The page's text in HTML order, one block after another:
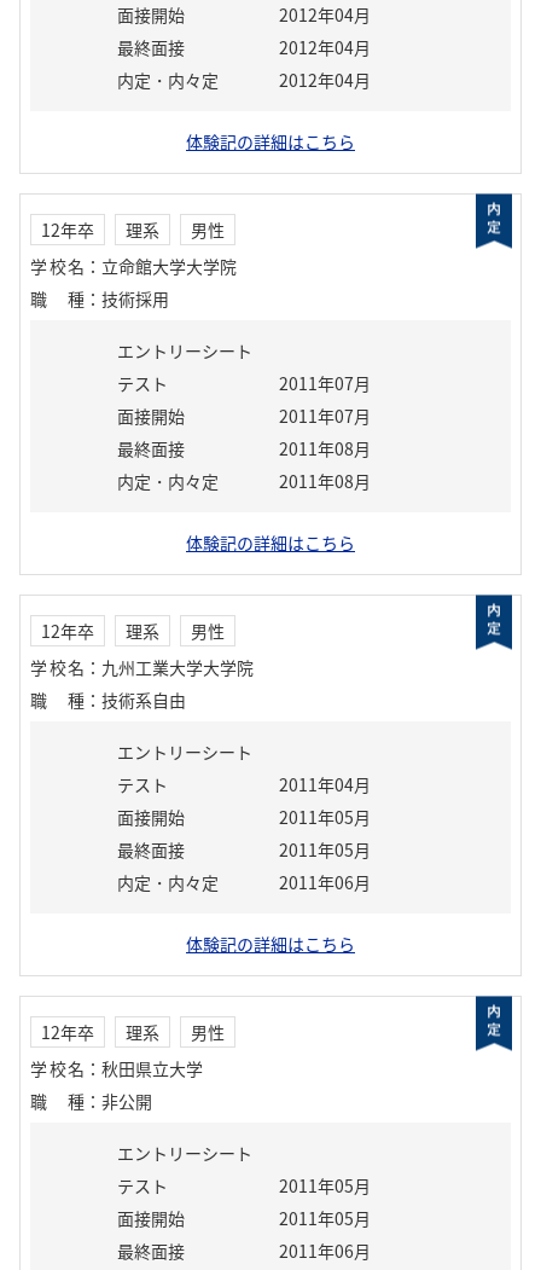
面接開始
2012年04月
最終面接
2012年04月
内定・内々定
2012年04月
体験記の詳細はこちら
12年卒 理系
男性
学校名 ： 立命館大学大学院
職種 ： 技術採用
エントリーシート
テスト
2011年07月
面接開始
2011年07月
最終面接
2011年08月
内定・内々定
2011年08月
体験記の詳細はこちら
12年卒 理系
男性
学校名 ： 九州工業大学大学院
職種 ： 技術系自由
エントリーシート
テスト
2011年04月
面接開始
2011年05月
最終面接
2011年05月
内定・内々定
2011年06月
体験記の詳細はこちら
12年卒 理系
男性
学校名 ： 秋田県立大学
職種 ： 非公開
エントリーシート
テスト
2011年05月
面接開始
2011年05月
最終面接
2011年06月